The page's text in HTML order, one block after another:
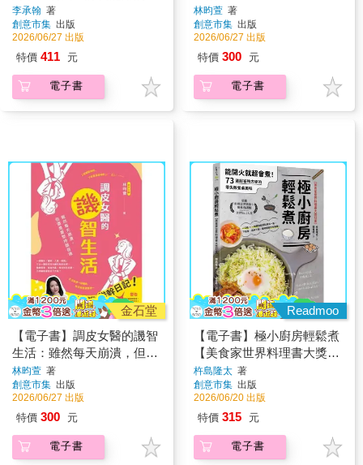
案教材、測驗評量AI工作流
李承翰 著
創意市集 出版
2026/06/27 出版
特價 411 元
電子書
林昀萱 著
創意市集 出版
2026/06/27 出版
特價 300 元
電子書
金石堂
【電子書】調皮女醫的譏智
生活：雖然每天崩潰，但還
是要堅持諧音魂
林昀萱 著
創意市集 出版
2026/06/27 出版
特價 300 元
電子書
Readmoo
【電子書】極小廚房輕鬆煮
【美食家世界料理書大獎冠
軍】
杵島隆太 著
創意市集 出版
2026/06/20 出版
特價 315 元
電子書